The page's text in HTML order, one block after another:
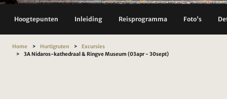
Hoogtepunten Inleiding Reisprogramma Foto's
Home Hurtigruten
Excursies
3A Nidaros-kathedraal & Ringve Museum (03apr - 30sept)